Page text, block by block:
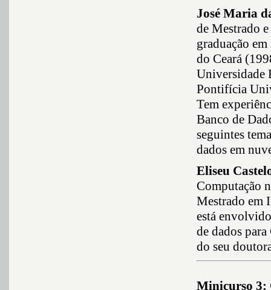
José Maria
de Mestrado
graduação
do Ceará
Universidade
Pontifícia
Tem
Banco de
seguintes
dados em
Eliseu
Computação
Mestrado em
está
de dados
do seu
Minicurso 3: